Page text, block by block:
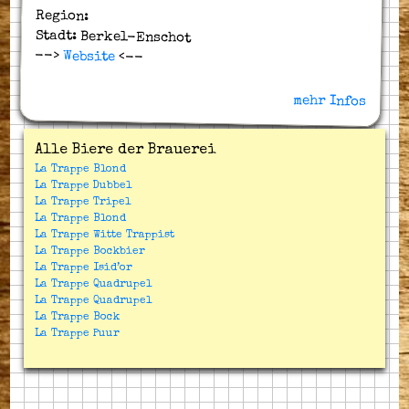
Region:
Stadt: Berkel-Enschot
--> Website <--
mehr Infos
Alle Biere der Brauerei
La Trappe Blond
La Trappe Dubbel
La Trappe Tripel
La Trappe Blond
La Trappe Witte Trappist
La Trappe Bockbier
La Trappe Isid’or
La Trappe Quadrupel
La Trappe Quadrupel
La Trappe Bock
La Trappe Puur